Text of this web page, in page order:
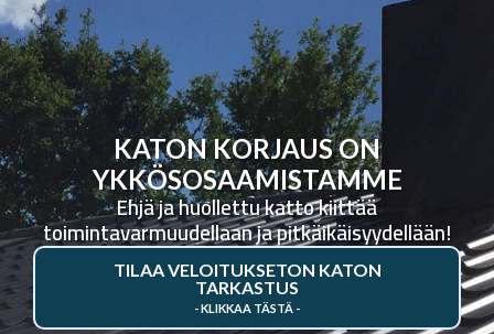
KATON KORJAUS ON
YKKÖSOSAAMISTAMME
Ehjä ja huollettu katto kiittää
toimintavarmuudellaan ja pitkäikäisyydellään!
TILAA VELOITUKSETON KATON
TARKASTUS